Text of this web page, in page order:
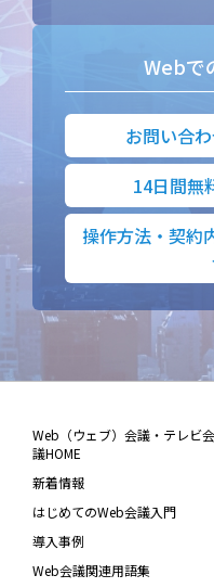
Webで
お問い合
14日間無
操作方法・契約
Web（ウェブ）会議・テレビ会
議HOME
新着情報
はじめてのWeb会議入門
導入事例
Web会議関連用語集